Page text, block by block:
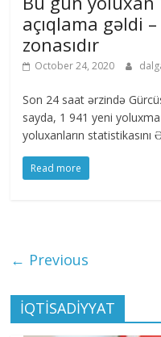
açıqlama gəldi
zonasıdır
October 24, 2020
Son 24 saat ərzində
sayda, 1 941 yeni yoluxma
yoluxanların statistikasını
Read more
← Previous
İQTİSADİYYAT